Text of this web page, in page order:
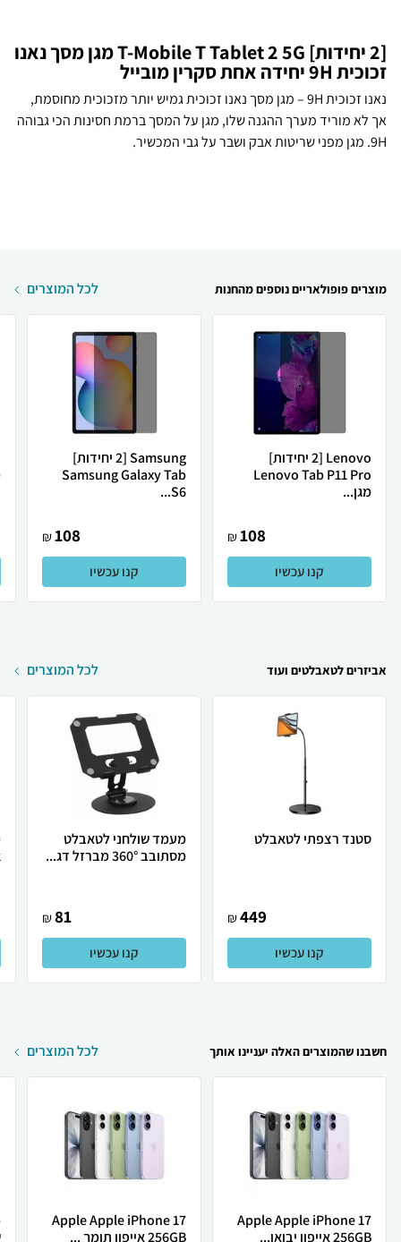
[2 יחידות] T-Mobile T Tablet 2 5G מגן מסך נאנו
זכוכית 9H יחידה אחת סקרין מובייל
נאנו זכוכית 9H – מגן מסך נאנו זכוכית גמיש יותר מזכוכית מחוסמת,
אך לא מוריד מערך ההגנה שלו, מגן על המסך ברמת חסינות הכי גבוהה
9H. מגן מפני שריטות אבק ושבר על גבי המכשיר.
מוצרים פופולאריים נוספים מהחנות לכל המוצרים
Lenovo [2 יחידות]
Lenovo Tab P11 Pro
מגן...
108
₪
קנו עכשיו
Samsung [2 יחידות]
Samsung Galaxy Tab
S6...
108
₪
קנו עכשיו
אביזרים לטאבלטים ועוד לכל המוצרים
סטנד רצפתי לטאבלט
449
₪
קנו עכשיו
מעמד שולחני לטאבלט
מסתובב 360° מברזל דג...
81
₪
קנו עכשיו
חשבנו שהמוצרים האלה יעניינו אותך לכל המוצרים
Apple Apple iPhone 17
256GB אייפון יבואן...
Apple Apple iPhone 17
256GB אייפון תומך ...